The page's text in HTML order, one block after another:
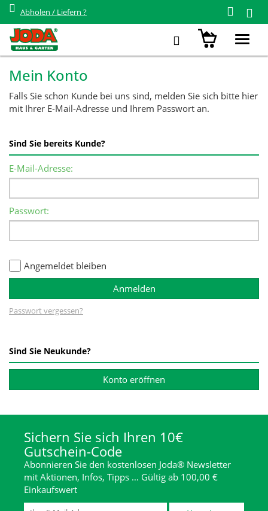
Abholen / Liefern ?
Mein Konto
Falls Sie schon Kunde bei uns sind, melden Sie sich bitte hier
mit Ihrer E-Mail-Adresse und Ihrem Passwort an.
Sind Sie bereits Kunde?
E-Mail-Adresse:
Passwort:
Angemeldet bleiben
Anmelden
Passwort vergessen?
Sind Sie Neukunde?
Konto eröffnen
Sichern Sie sich Ihren 10€
Gutschein-Code
Abonnieren Sie den kostenlosen Joda® Newsletter
mit Aktionen, Infos, Tipps … Gültig ab 100,00 €
Einkaufswert